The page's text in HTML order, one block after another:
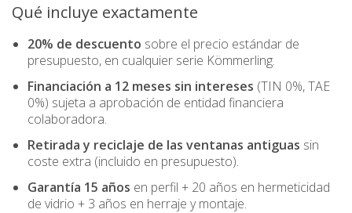
Qué incluye exactamente
20% de descuento sobre el precio estándar de
presupuesto, en cualquier serie Kömmerling.
Financiación a 12 meses sin intereses (TIN 0%, TAE
0%) sujeta a aprobación de entidad financiera
colaboradora.
Retirada y reciclaje de las ventanas antiguas sin
coste extra (incluido en presupuesto).
Garantía 15 años en perfil + 20 años en hermeticidad
de vidrio + 3 años en herraje y montaje.